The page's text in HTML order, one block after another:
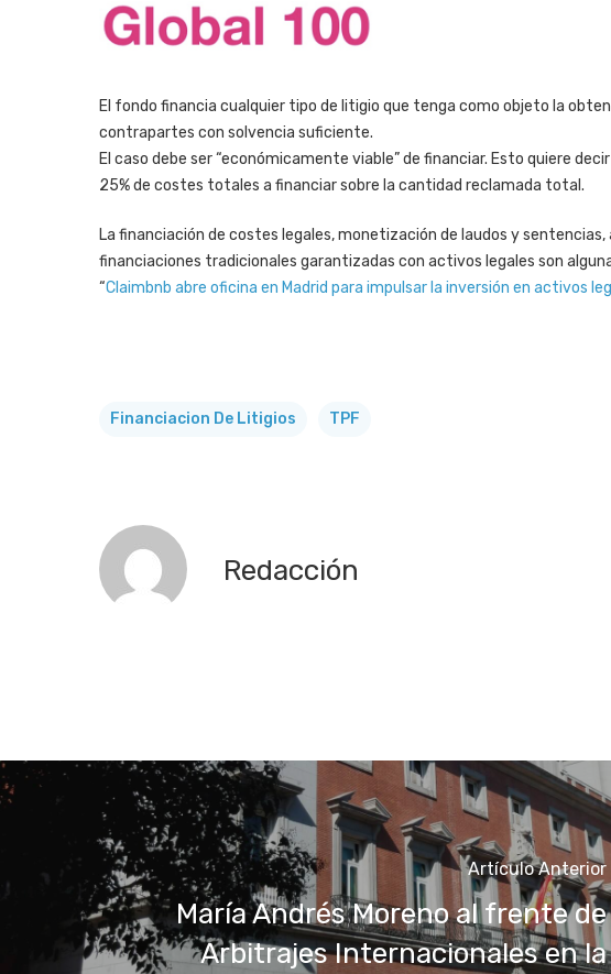
El fondo financia cualquier tipo de litigio que tenga como objeto la
contrapartes con solvencia suficiente.
El caso debe ser “económicamente viable” de financiar. Esto quiere
25% de costes totales a financiar sobre la cantidad reclamada total.
La financiación de costes legales, monetización de laudos y
financiaciones tradicionales garantizadas con activos legales son
“Claimbnb abre oficina en Madrid para impulsar la inversión en activos
Financiacion De Litigios TPF
Redacción
Artículo Anterior
María Andrés Moreno al frente de
Arbitrajes Internacionales en la